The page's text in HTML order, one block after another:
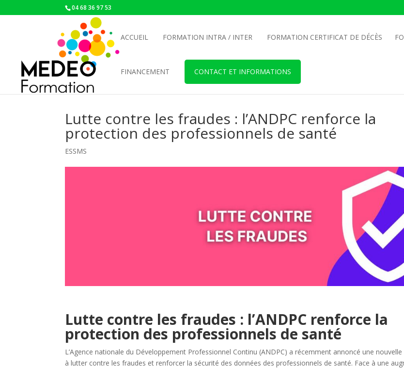
04 68 36 97 53
ACCUEIL FORMATION INTRA / INTER FORMATION CERTIFICAT DE DÉCÈS
FINANCEMENT CONTACT ET INFORMATIONS
Lutte contre les fraudes : l’ANDPC renforce la
protection des professionnels de santé
ESSMS
Lutte contre les fraudes : l’ANDPC renforce la
protection des professionnels de santé
L’Agence nationale du Développement Professionnel Continu (ANDPC) a récemment annoncé une
à lutter contre les fraudes et renforcer la sécurité des données des professionnels de santé. Face à une